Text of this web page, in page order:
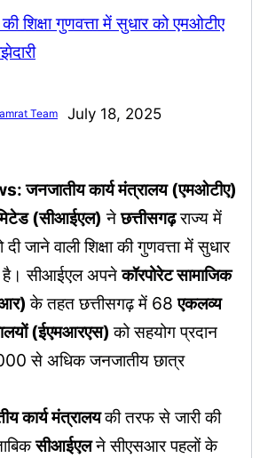
Team July 18, 2025
जनजातीय कार्य मंत्रालय (एमओटीए)
(सीआईएल) नेछत्तीसगढ़राज्य में
जाने वाली शिक्षा की गुणवत्ता में सुधार
है। सीआईएल अपनेकॉरपोरेट सामाजिक
के तहत छत्तीसगढ़ में 68एकलव्य
(ईएमआरएस)को सहयोग प्रदान
से अधिक जनजातीय छात्र
कार्य मंत्रालयकी तरफ से जारी की
सीआईएलने सीएसआर पहलों के